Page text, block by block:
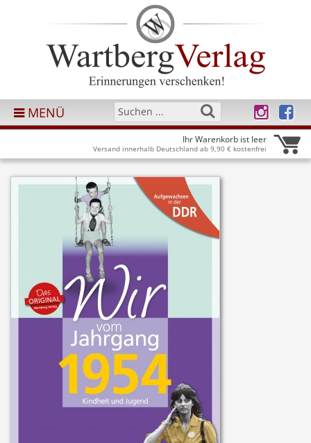
MENÜ
Ihr Warenkorb ist leer
Versand innerhalb Deutschland ab 9,90 € kostenfrei